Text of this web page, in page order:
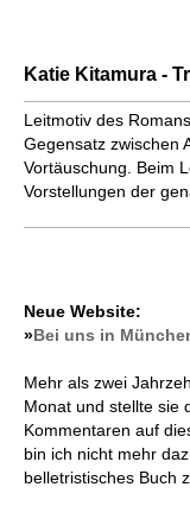
Katie Kitamura -
Leitmotiv des
Gegensatz zwischen
Vortäuschung. Beim
Vorstellungen der
Neue Website:
»Bei uns in
Mehr als zwei
Monat und stellte sie
Kommentaren auf
bin ich nicht mehr
belletristisches Buch